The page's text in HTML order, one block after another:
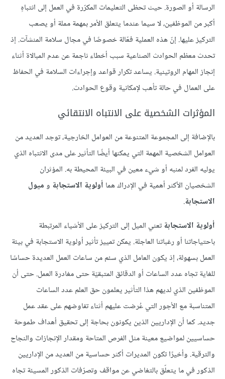
الرسالة أو الصورة. حيث تحظى التعليمات المكرّرة في العمل إلى انتباهٍ
أكبر من الموظفين، لا سيما عندما يتعلق الأمر بمهمة مملة أو يصعب
التركيز عليها. إنّ هذه العملية فعّالة خصوصًا في مجال سلامة المنشآت. إذ
تحدث معظم الحوادث الصناعية سبب أخطاء ناجمة عن عدم المبالاة أثناء
إنجاز المهام الروتينية. يساعد تكرار قواعد وإجراءات السلامة في الحفاظ
على العمال في حالة تأهب لإمكانية وقوع الحوادث.
المؤثرات الشخصية على الانتباه الانتقائي
بالإضافة إلى المجموعة المتنوعة من العوامل الخارجية، توجد العديد من
العوامل الشخصية المهمة التي يمكنها أيضًا التأثير على مدى الانتباه الذي
يوليه الفرد لمنبه أو شيء معين في البيئة المحيطة به. المؤثران
الشخصيان الأكثر أهمية في الإدراك هما أولوية الاستجابة وميول
الاستجابة.
أولوية الاستجابة تعني الميل إلى التركيز على الأشياء المرتبطة
باحتياجاتنا أو رغباتنا العاجلة. يمكن تمييز تأثير أولوية الاستجابة في بيئة
العمل بسهولة، إذ يكون العامل الذي سئم من ساعات العمل العديدة حساسًا
للغاية تجاه عدد الساعات أو الدقائق المتبقيّة حتى مغادرة العمل. حتى أن
الموظفين الذي لديهم هذا التأثير يعلمون حق العلم عدد الساعات
المتناسبة مع الأجور التي عُرضت عليهم أثناء تفاوضهم على عقد عمل
جديد. كما أن الإداريين الذين يكونون بحاجة إلى تحقيق أهداف طموحة
حساسيين لمواضيع معينة مثل الفرص المتاحة ومقدار الإنجازات والنجاح
والترقية. وأخيرًا تكون المديرات أكثر حساسية من العديد من الإداريين
الذكور في ما يتعلّق بالتغاضي عن مواقف وتصرّفات الذكور المسيئة تجاه